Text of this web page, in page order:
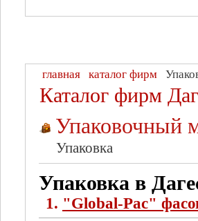
главная каталог фирм
Каталог фирм
Упаковочный
Упаковка
Упаковка в
1. "Global-Pac"